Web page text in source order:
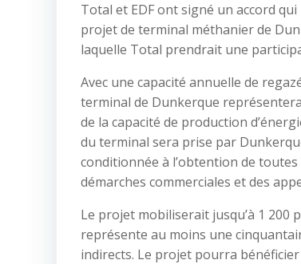
Total et EDF ont signé un accord
projet de terminal méthanier de
laquelle Total prendrait une
Avec une capacité annuelle de
terminal de Dunkerque
de la capacité de production
du terminal sera prise par
conditionnée à l’obtention de
démarches commerciales et des
Le projet mobiliserait jusqu’à 1 200
représente au moins une
indirects. Le projet pourra